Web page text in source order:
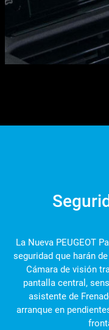
La Nueva PEUGEOT
seguridad que harán
Cámara de visión
pantalla central,
asistente de
arranque en